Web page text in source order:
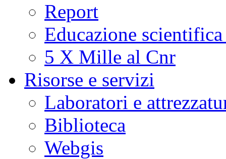
Report
Educazione
5 X Mille al Cnr
Risorse e servizi
Laboratori e
Biblioteca
Webgis